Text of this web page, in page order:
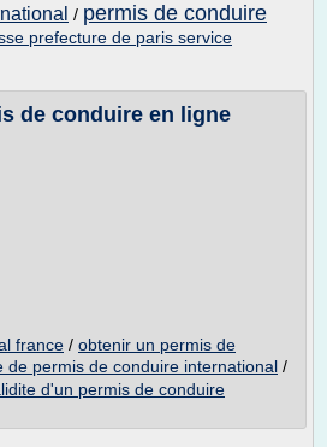
/ permis de conduire
prefecture de paris service
de conduire en ligne
france / obtenir un permis de
de permis de conduire international /
d'un permis de conduire